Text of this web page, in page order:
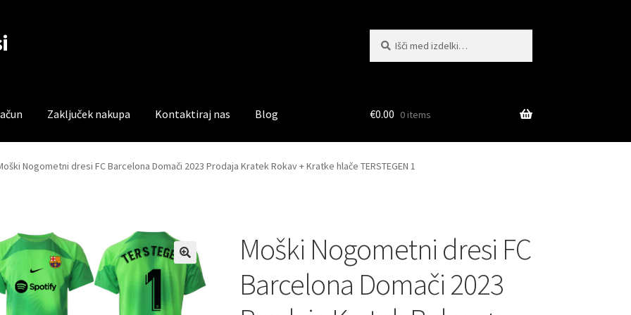
Zaključek nakupa Kontaktiraj nas Blog
Trgovina Zaključek nakupa
€0.00 0 items
Nogometni dresi FC Barcelona Domači 2023 Prodaja Kratek Rokav + Kratke hlače TERSTEGEN 1
Moški Nogometni dresi FC
Barcelona Domači 2023